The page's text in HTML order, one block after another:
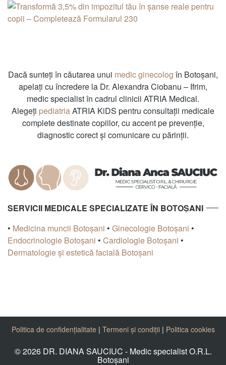
Dacă sunteți în căutarea unui medic ginecolog în Botoșani,
apelați cu încredere la Dr. Alexandra Ciobanu – Ifrim,
medic specialist în cadrul clinicii ATRIA Medical.
Alegeți pediatriaATRIA KiDS pentru consultații medicale
complete destinate copiilor, cu accent pe prevenție,
diagnostic corect și comunicare cu părinții.
SERVICII MEDICALE SPECIALIZATE ÎN BOTOȘANI
• Medicina muncii Botoșani • Ginecologie Botoșani •
Endocrinologie Botoșani • Cardiologie Botoșani •
Dermatologie și estetică facială Botoșani
Politica de confidențialitate | Termeni și condiții| Politica cookies
© 2026 DR. DIANA SAUCIUC - Medic specialist O.R.L.
Botoșani